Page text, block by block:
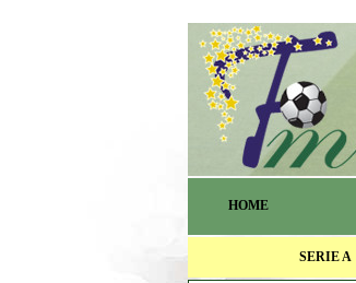
HOME
SERIE A